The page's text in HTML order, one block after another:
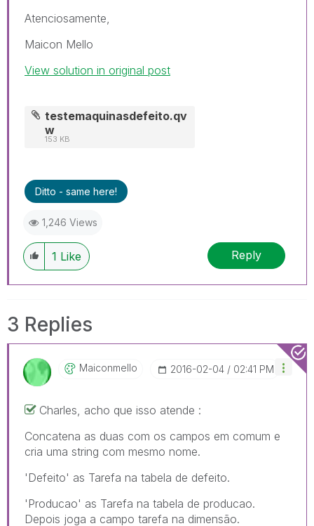
Atenciosamente,
Maicon Mello
View solution in original post
testemaquinasdefeito.qv
w
153 KB
Ditto - same here!
1,246 Views
1 Like Reply
3 Replies
Maiconmello ‎2016-02-04 02:41 PM
Charles, acho que isso atende :
Concatena as duas com os campos em comum e
cria uma string com mesmo nome.
'Defeito' as Tarefa na tabela de defeito.
'Producao' as Tarefa na tabela de producao.
Depois joga a campo tarefa na dimensão.